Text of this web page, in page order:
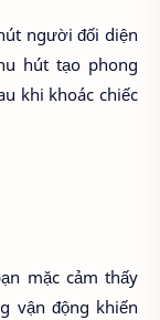
người đối diện
hút tạo phong
khi khoác chiếc
mặc cảm thấy
vận động khiến